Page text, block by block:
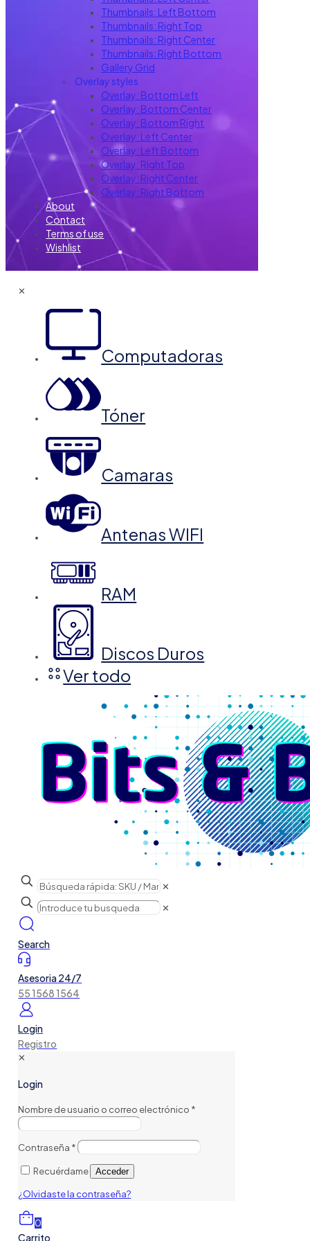
Thumbnails: Left Bottom
Thumbnails: Right Top
Thumbnails: Right Center
Thumbnails: Right Bottom
Gallery Grid
Overlay styles
Overlay: Bottom Left
Overlay: Bottom Center
Overlay: Bottom Right
Overlay: Left Center
Overlay: Left Bottom
Overlay: Right Top
Overlay: Right Center
Overlay: Right Bottom
About
Contact
Terms of use
Wishlist
✕
Computadoras
Tóner
Camaras
Antenas WIFI
RAM
Discos Duros
Ver todo
✕
✕
Search
Asesoria 24/7
55 1568 1564
Login
Registro
✕
Login
Nombre de usuario o correo electrónico *
Contraseña *
Recuérdame Acceder
¿Olvidaste la contraseña?
0
Carrito